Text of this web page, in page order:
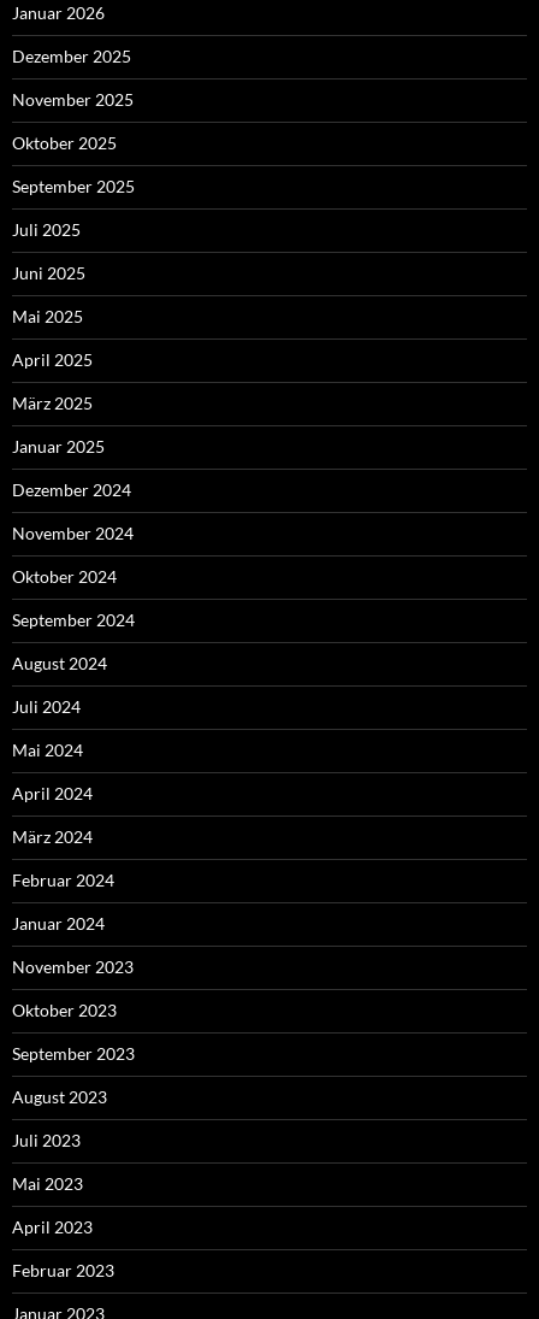
Januar 2026
Dezember 2025
November 2025
Oktober 2025
September 2025
Juli 2025
Juni 2025
Mai 2025
April 2025
März 2025
Januar 2025
Dezember 2024
November 2024
Oktober 2024
September 2024
August 2024
Juli 2024
Mai 2024
April 2024
März 2024
Februar 2024
Januar 2024
November 2023
Oktober 2023
September 2023
August 2023
Juli 2023
Mai 2023
April 2023
Februar 2023
Januar 2023